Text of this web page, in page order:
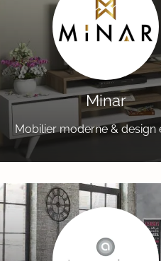
Minar
Mobilier moderne & design